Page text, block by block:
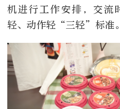
机进行工作安排，交流
轻、动作轻“三轻”标准。